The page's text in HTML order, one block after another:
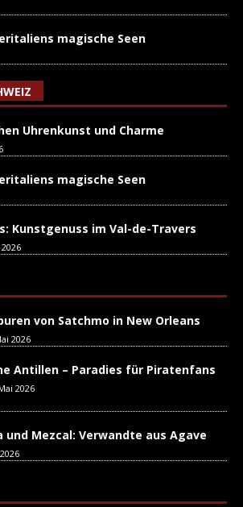
magische Seen
Uhrenkunst und Charme
magische Seen
Kunstgenuss im Val-de-Travers
von Satchmo in New Orleans
2026
Antillen – Paradies für Piratenfans
2026
und Mezcal: Verwandte aus Agave